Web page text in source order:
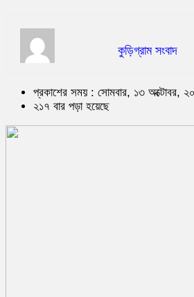
কুড়িগ্রাম সংবাদ
প্রকাশের সময় : সোমবার, ১৩ অক্টোবর,
২১৭ বার পড়া হয়েছে